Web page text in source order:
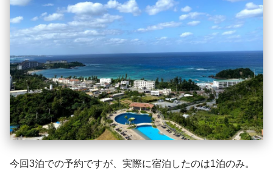
今回3泊での予約ですが、実際に宿泊したのは1泊のみ。